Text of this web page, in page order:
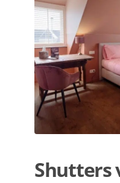
Shutters